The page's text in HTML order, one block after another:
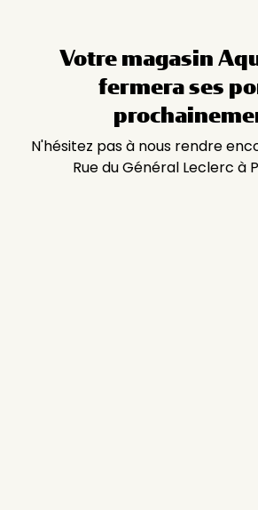
Votre magasin
fermera ses
N'hésitez pas à nous rendre
Rue du Général Leclerc à